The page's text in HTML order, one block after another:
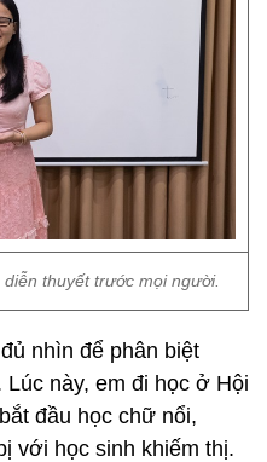
thuyết trước mọi người.
nhìn để phân biệt
này, em đi học ở Hội
đầu học chữ nổi,
với học sinh khiếm thị.